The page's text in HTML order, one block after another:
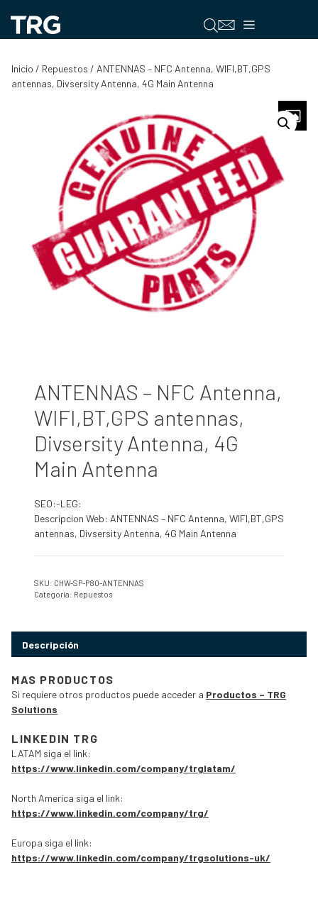
contenido
Menú
Inicio / Repuestos / ANTENNAS – NFC Antenna, WIFI,BT,GPS
antennas, Divsersity Antenna, 4G Main Antenna
ANTENNAS – NFC Antenna,
WIFI,BT,GPS antennas,
Divsersity Antenna, 4G
Main Antenna
SEO:-LEG:
Descripcion Web: ANTENNAS – NFC Antenna, WIFI,BT,GPS
antennas, Divsersity Antenna, 4G Main Antenna
SKU: CHW-SP-P80-ANTENNAS
Categoría: Repuestos
Descripción
MAS PRODUCTOS
Si requiere otros productos puede acceder a Productos – TRG
Solutions
LINKEDIN TRG
LATAM siga el link:
https://www.linkedin.com/company/trglatam/
North America siga el link:
https://www.linkedin.com/company/trg/
Europa siga el link:
https://www.linkedin.com/company/trgsolutions-uk/